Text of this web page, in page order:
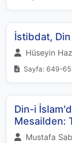
İstibdat, Din
Hüseyin
Sayfa: 649-
Din-i
Mesailden:
Mustafa